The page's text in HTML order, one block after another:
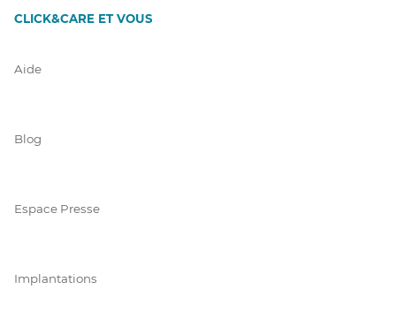
CLICK&CARE ET VOUS
Aide
Blog
Espace Presse
Implantations